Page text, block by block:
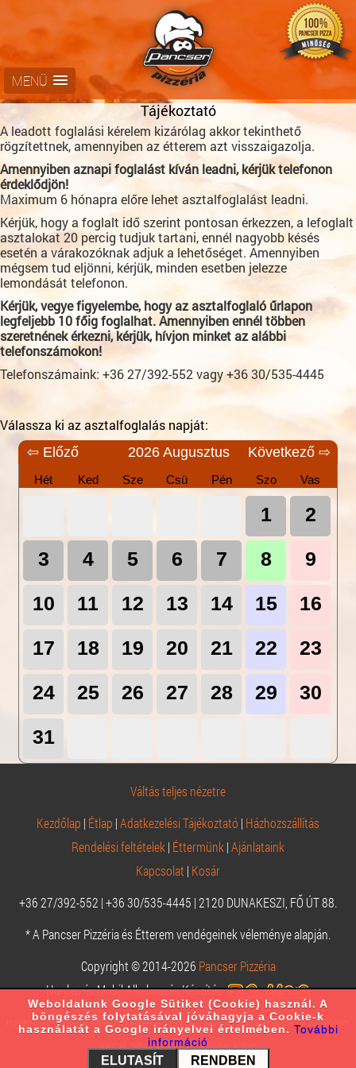
MENÜ
Tájékoztató
A leadott foglalási kérelem kizárólag akkor tekinthető
rögzítettnek, amennyiben az étterem azt visszaigazolja.
Amennyiben aznapi foglalást kíván leadni, kérjük telefonon
érdeklődjön!
Maximum 6 hónapra előre lehet asztalfoglalást leadni.
Kérjük, hogy a foglalt idő szerint pontosan érkezzen, a lefoglalt
asztalokat 20 percig tudjuk tartani, ennél nagyobb késés
esetén a várakozóknak adjuk a lehetőséget. Amennyiben
mégsem tud eljönni, kérjük, minden esetben jelezze
lemondását telefonon.
Kérjük, vegye figyelembe, hogy az asztalfoglaló űrlapon
legfeljebb 10 főig foglalhat. Amennyiben ennél többen
szeretnének érkezni, kérjük, hívjon minket az alábbi
telefonszámokon!
Telefonszámaink: +36 27/392-552 vagy +36 30/535-4445
Válassza ki az asztalfoglalás napját:
⇦ Előző 2026 Augusztus Következő ⇨
Hét Ked Sze Csü Pén Szo Vas
1
2
3
4 5 6 7 8
9
10
11 12 13 14 15
16
17
18 19 20 21 22
23
24
25 26 27 28 29
30
31
Váltás teljes nézetre
Kezdőlap | Étlap |Adatkezelési Tájékoztató | Házhozszállítás
Rendelési feltételek | Éttermünk |Ajánlataink
Kapcsolat | Kosár
+36 27/392-552 | +36 30/535-4445 | 2120 DUNAKESZI, FŐ ÚT 88.
* A Pancser Pizzéria és Étterem vendégeinek véleménye alapján.
Copyright © 2014-2026 Pancser Pizzéria
Honlap és Mobil Alkalmazás Készítés:
Honlapunkon szereplő képek mindegyike a 1999. évi LXXVI. törvény szerint szerzői jogvédelem
alatt áll, felhasználásuk engedélyhez kötött!
Weboldalunk Google Sütiket (Cookie) használ. A
böngészés folytatásával jóváhagyja a Cookie-k
használatát a Google irányelvei értelmében. További
információ
ELUTASÍT RENDBEN